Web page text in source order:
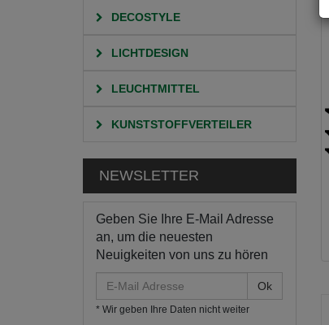
DECOSTYLE
LICHTDESIGN
LEUCHTMITTEL
KUNSTSTOFFVERTEILER
NEWSLETTER
Geben Sie Ihre E-Mail Adresse
an, um die neuesten
Neuigkeiten von uns zu hören
Mail
Adresse
* Wir geben Ihre Daten nicht weiter